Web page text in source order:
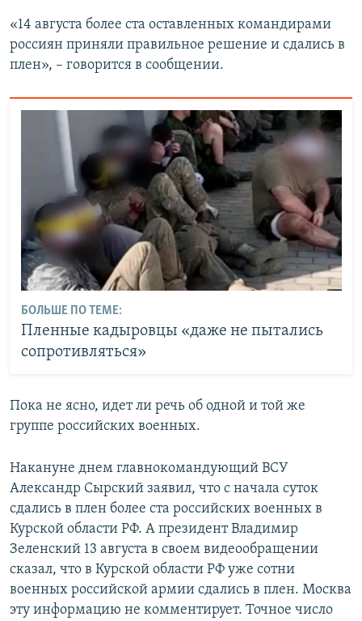
«14 августа более ста оставленных командирами
россиян приняли правильное решение и сдались в
плен», – говорится в сообщении.
БОЛЬШЕ ПО ТЕМЕ:
Пленные кадыровцы «даже не пытались
сопротивляться»
Пока не ясно, идет ли речь об одной и той же
группе российских военных.
Накануне днем главнокомандующий ВСУ
Александр Сырский заявил, что с начала суток
сдались в плен более ста российских военных в
Курской области РФ. А президент Владимир
Зеленский 13 августа в своем видеообращении
сказал, что в Курской области РФ уже сотни
военных российской армии сдались в плен. Москва
эту информацию не комментирует. Точное число